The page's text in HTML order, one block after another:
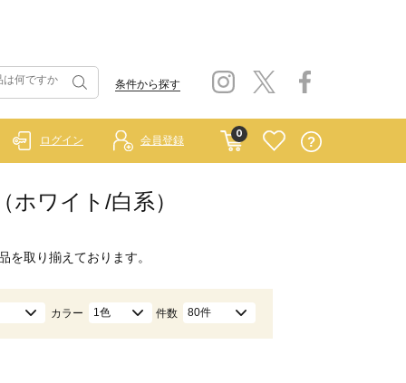
条件から探す
0
ログイン 会員登録
ワイト/白系）
を取り揃えております。
カラー 1色 件数 80件